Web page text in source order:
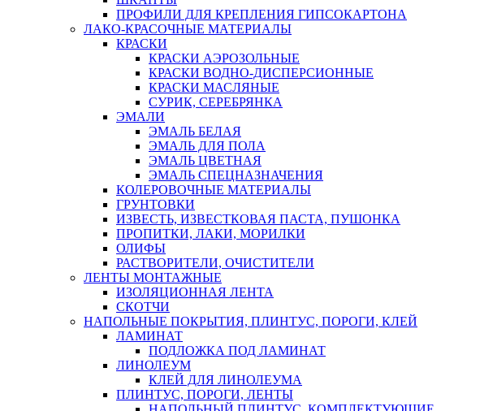
ПРОФИЛИ ДЛЯ КРЕПЛЕНИЯ ГИПСОКАРТОНА
ЛАКО-КРАСОЧНЫЕ МАТЕРИАЛЫ
КРАСКИ
КРАСКИ АЭРОЗОЛЬНЫЕ
КРАСКИ ВОДНО-ДИСПЕРСИОННЫЕ
КРАСКИ МАСЛЯНЫЕ
СУРИК, СЕРЕБРЯНКА
ЭМАЛИ
ЭМАЛЬ БЕЛАЯ
ЭМАЛЬ ДЛЯ ПОЛА
ЭМАЛЬ ЦВЕТНАЯ
ЭМАЛЬ СПЕЦНАЗНАЧЕНИЯ
КОЛЕРОВОЧНЫЕ МАТЕРИАЛЫ
ГРУНТОВКИ
ИЗВЕСТЬ, ИЗВЕСТКОВАЯ ПАСТА, ПУШОНКА
ПРОПИТКИ, ЛАКИ, МОРИЛКИ
ОЛИФЫ
РАСТВОРИТЕЛИ, ОЧИСТИТЕЛИ
ЛЕНТЫ МОНТАЖНЫЕ
ИЗОЛЯЦИОННАЯ ЛЕНТА
СКОТЧИ
НАПОЛЬНЫЕ ПОКРЫТИЯ, ПЛИНТУС, ПОРОГИ, КЛЕЙ
ЛАМИНАТ
ПОДЛОЖКА ПОД ЛАМИНАТ
ЛИНОЛЕУМ
КЛЕЙ ДЛЯ ЛИНОЛЕУМА
ПЛИНТУС, ПОРОГИ, ЛЕНТЫ